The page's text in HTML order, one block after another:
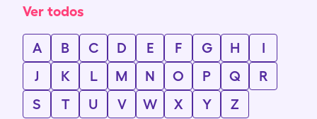
Ver todos
A B C D E F G H
I
J
K L M N O P Q
R
S
T U V W X Y Z